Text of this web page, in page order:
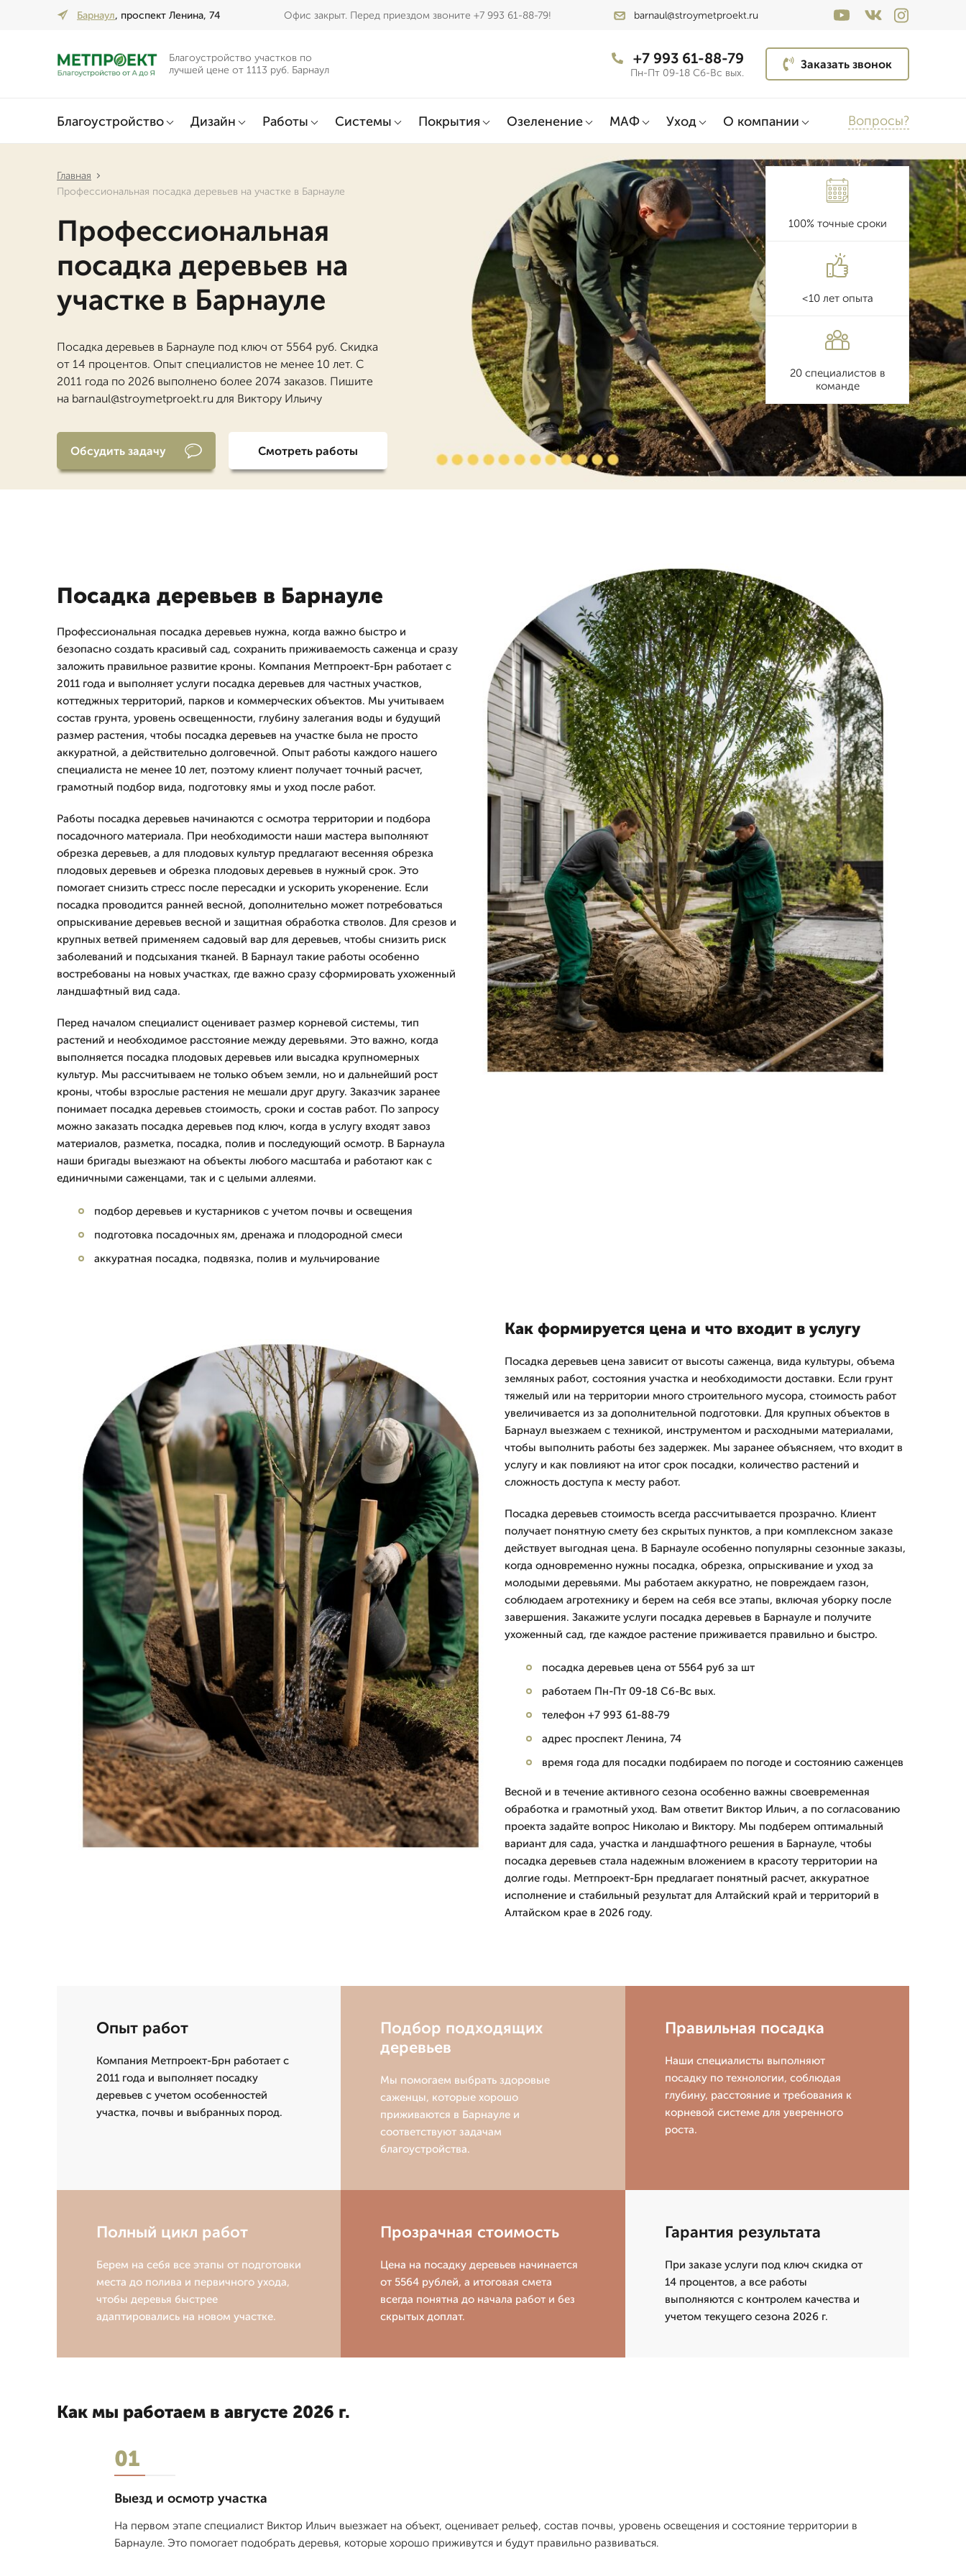
Барнаул, проспект Ленина, 74 Офис закрыт. Перед приездом звоните +7 993 61-88-79! barnaul@stroymetproekt.ru
Благоустройство участков по
лучшей цене от 1113 руб. Барнаул
+7 993 61-88-79
Пн-Пт 09-18 Сб-Вс вых.
Заказать звонок
Благоустройство Дизайн Работы Системы Покрытия Озеленение МАФ Уход О компании Вопросы?
Главная
Профессиональная посадка деревьев на участке в Барнауле
Профессиональная
посадка деревьев на
участке в Барнауле
Посадка деревьев в Барнауле под ключ от 5564 руб. Скидка
от 14 процентов. Опыт специалистов не менее 10 лет. С
2011 года по 2026 выполнено более 2074 заказов. Пишите
на barnaul@stroymetproekt.ru для Виктору Ильичу
Обсудить задачу Смотреть работы
100% точные сроки
<10 лет опыта
20 специалистов в
команде
Посадка деревьев в Барнауле
Профессиональная посадка деревьев нужна, когда важно быстро и
безопасно создать красивый сад, сохранить приживаемость саженца и сразу
заложить правильное развитие кроны. Компания Метпроект-Брн работает с
2011 года и выполняет услуги посадка деревьев для частных участков,
коттеджных территорий, парков и коммерческих объектов. Мы учитываем
состав грунта, уровень освещенности, глубину залегания воды и будущий
размер растения, чтобы посадка деревьев на участке была не просто
аккуратной, а действительно долговечной. Опыт работы каждого нашего
специалиста не менее 10 лет, поэтому клиент получает точный расчет,
грамотный подбор вида, подготовку ямы и уход после работ.
Работы посадка деревьев начинаются с осмотра территории и подбора
посадочного материала. При необходимости наши мастера выполняют
обрезка деревьев, а для плодовых культур предлагают весенняя обрезка
плодовых деревьев и обрезка плодовых деревьев в нужный срок. Это
помогает снизить стресс после пересадки и ускорить укоренение. Если
посадка проводится ранней весной, дополнительно может потребоваться
опрыскивание деревьев весной и защитная обработка стволов. Для срезов и
крупных ветвей применяем садовый вар для деревьев, чтобы снизить риск
заболеваний и подсыхания тканей. В Барнаул такие работы особенно
востребованы на новых участках, где важно сразу сформировать ухоженный
ландшафтный вид сада.
Перед началом специалист оценивает размер корневой системы, тип
растений и необходимое расстояние между деревьями. Это важно, когда
выполняется посадка плодовых деревьев или высадка крупномерных
культур. Мы рассчитываем не только объем земли, но и дальнейший рост
кроны, чтобы взрослые растения не мешали друг другу. Заказчик заранее
понимает посадка деревьев стоимость, сроки и состав работ. По запросу
можно заказать посадка деревьев под ключ, когда в услугу входят завоз
материалов, разметка, посадка, полив и последующий осмотр. В Барнаула
наши бригады выезжают на объекты любого масштаба и работают как с
единичными саженцами, так и с целыми аллеями.
подбор деревьев и кустарников с учетом почвы и освещения
подготовка посадочных ям, дренажа и плодородной смеси
аккуратная посадка, подвязка, полив и мульчирование
Как формируется цена и что входит в услугу
Посадка деревьев цена зависит от высоты саженца, вида культуры, объема
земляных работ, состояния участка и необходимости доставки. Если грунт
тяжелый или на территории много строительного мусора, стоимость работ
увеличивается из за дополнительной подготовки. Для крупных объектов в
Барнаул выезжаем с техникой, инструментом и расходными материалами,
чтобы выполнить работы без задержек. Мы заранее объясняем, что входит в
услугу и как повлияют на итог срок посадки, количество растений и
сложность доступа к месту работ.
Посадка деревьев стоимость всегда рассчитывается прозрачно. Клиент
получает понятную смету без скрытых пунктов, а при комплексном заказе
действует выгодная цена. В Барнауле особенно популярны сезонные заказы,
когда одновременно нужны посадка, обрезка, опрыскивание и уход за
молодыми деревьями. Мы работаем аккуратно, не повреждаем газон,
соблюдаем агротехнику и берем на себя все этапы, включая уборку после
завершения. Закажите услуги посадка деревьев в Барнауле и получите
ухоженный сад, где каждое растение приживается правильно и быстро.
посадка деревьев цена от 5564 руб за шт
работаем Пн-Пт 09-18 Сб-Вс вых.
телефон +7 993 61-88-79
адрес проспект Ленина, 74
время года для посадки подбираем по погоде и состоянию саженцев
Весной и в течение активного сезона особенно важны своевременная
обработка и грамотный уход. Вам ответит Виктор Ильич, а по согласованию
проекта задайте вопрос Николаю и Виктору. Мы подберем оптимальный
вариант для сада, участка и ландшафтного решения в Барнауле, чтобы
посадка деревьев стала надежным вложением в красоту территории на
долгие годы. Метпроект-Брн предлагает понятный расчет, аккуратное
исполнение и стабильный результат для Алтайский край и территорий в
Алтайском крае в 2026 году.
Опыт работ
Компания Метпроект-Брн работает с
2011 года и выполняет посадку
деревьев с учетом особенностей
участка, почвы и выбранных пород.
Подбор подходящих
деревьев
Мы помогаем выбрать здоровые
саженцы, которые хорошо
приживаются в Барнауле и
соответствуют задачам
благоустройства.
Правильная посадка
Наши специалисты выполняют
посадку по технологии, соблюдая
глубину, расстояние и требования к
корневой системе для уверенного
роста.
Полный цикл работ
Берем на себя все этапы от подготовки
места до полива и первичного ухода,
чтобы деревья быстрее
адаптировались на новом участке.
Прозрачная стоимость
Цена на посадку деревьев начинается
от 5564 рублей, а итоговая смета
всегда понятна до начала работ и без
скрытых доплат.
Гарантия результата
При заказе услуги под ключ скидка от
14 процентов, а все работы
выполняются с контролем качества и
учетом текущего сезона 2026 г.
Как мы работаем в августе 2026 г.
01
Выезд и осмотр участка
На первом этапе специалист Виктор Ильич выезжает на объект, оценивает рельеф, состав почвы, уровень освещения и состояние территории в
Барнауле. Это помогает подобрать деревья, которые хорошо приживутся и будут правильно развиваться.